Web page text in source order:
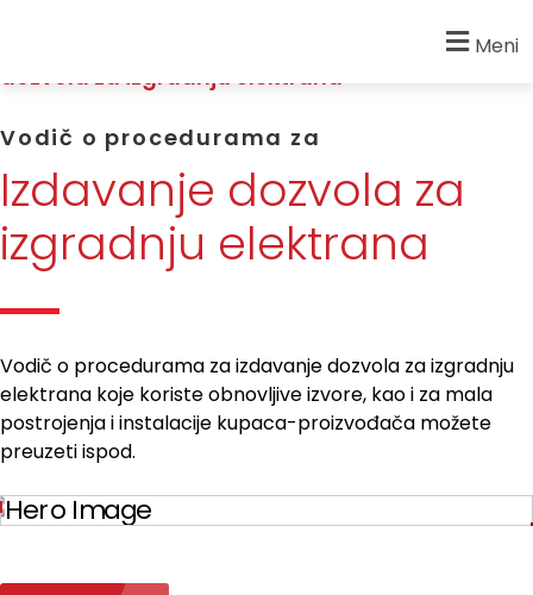
Meni
Vodič o procedurama za izdavanje
dozvola za izgradnju elektrana
Vodič o procedurama za
Izdavanje dozvola za
izgradnju elektrana
Vodič o procedurama za izdavanje dozvola za izgradnju
elektrana koje koriste obnovljive izvore, kao i za mala
postrojenja i instalacije kupaca-proizvođača možete
preuzeti ispod.